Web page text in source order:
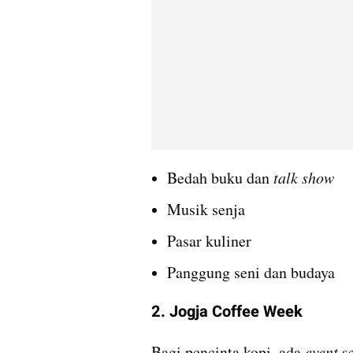
Bedah buku dan talk show
Musik senja
Pasar kuliner
Panggung seni dan budaya
2. Jogja Coffee Week